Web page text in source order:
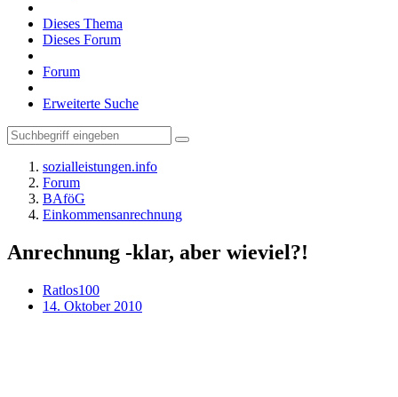
Dieses Thema
Dieses Forum
Forum
Erweiterte Suche
sozialleistungen.info
Forum
BAföG
Einkommensanrechnung
Anrechnung -klar, aber wieviel?!
Ratlos100
14. Oktober 2010